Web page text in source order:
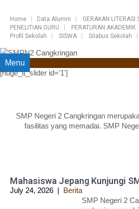
Home Data Alumni GERAKAN LITERASI
PENELITIAN GURU
PERATURAN AKADEMIK
Profil Sekolah
SISWA Silabus Sekolah
Menu
[huge_it_slider id='1']
SMP Negeri 2 Cangkringan
fasilitas yang memadai. SMP
Mahasiswa Jepang Kunjungi
July 24, 2026 | Berita
SMP Negeri 2